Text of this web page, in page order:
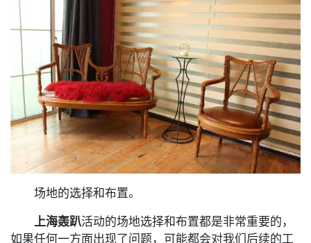
场地的选择和布置。
上海轰趴活动的场地选择和布置都是非常重要的，
如果任何一方面出现了问题，可能都会对我们后续的工